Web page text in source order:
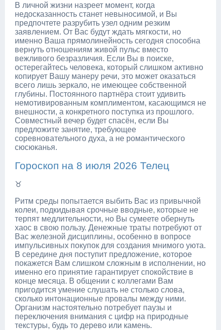
В личной жизни назреет момент, когда
недосказанность станет невыносимой, и Вы
предпочтете разрубить узел одним резким
заявлением. От Вас будут ждать мягкости, но
именно Ваша прямолинейность сегодня способна
вернуть отношениям живой пульс вместо
вежливого безразличия. Если Вы в поиске,
остерегайтесь человека, который слишком активно
копирует Вашу манеру речи, это может оказаться
всего лишь зеркало, не имеющее собственной
глубины. Постоянного партнёра стоит удивить
немотивированным комплиментом, касающимся не
внешности, а конкретного поступка из прошлого.
Совместный вечер будет спасён, если Вы
предложите занятие, требующее
соревновательного духа, а не романтического
сюсюканья.
Гороскоп на 8 июля 2026 Телец
♉
Ритм среды попытается выбить Вас из привычной
колеи, подкидывая срочные вводные, которые не
терпят медлительности, но Вы сумеете обернуть
хаос в свою пользу. Денежные траты потребуют от
Вас железной дисциплины, особенно в вопросе
импульсивных покупок для создания мнимого уюта.
В середине дня поступит предложение, которое
покажется Вам слишком сложным в исполнении, но
именно его принятие гарантирует спокойствие в
конце месяца. В общении с коллегами Вам
пригодится умение слушать не столько слова,
сколько интонационные провалы между ними.
Организм настоятельно потребует паузы и
переключения внимания с цифр на природные
текстуры, будь то дерево или камень.